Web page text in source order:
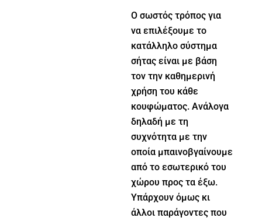
Ο σωστός τρόπος για
να επιλέξουμε το
κατάλληλο σύστημα
σήτας είναι με βάση
τον την καθημερινή
χρήση του κάθε
κουφώματος. Ανάλογα
δηλαδή με τη
συχνότητα με την
οποία μπαινοβγαίνουμε
από το εσωτερικό του
χώρου προς τα έξω.
Υπάρχουν όμως κι
άλλοι παράγοντες που